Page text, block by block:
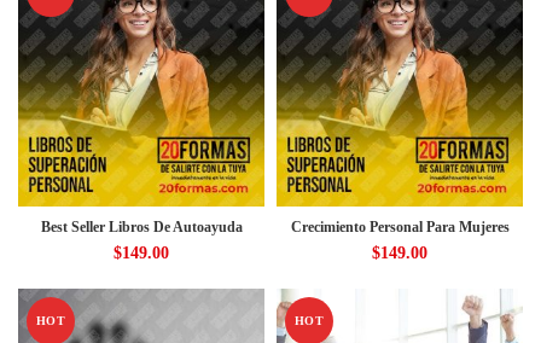
Best Seller Libros De Autoayuda
$149.00
Crecimiento Personal Para Mujeres
$149.00
HOT HOT